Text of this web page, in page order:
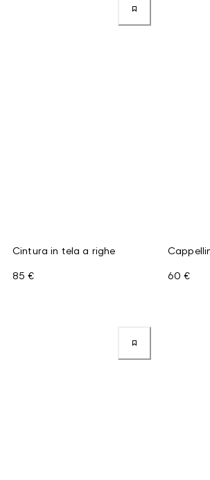
Cintura in tela a righe
85 € 60 €